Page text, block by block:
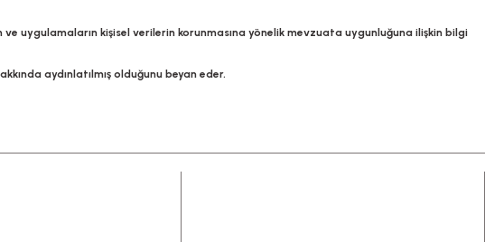
uygulamaların kişisel verilerin korunmasına yönelik mevzuata uygunluğuna ilişkin bilgi
aydınlatılmış olduğunu beyan eder.